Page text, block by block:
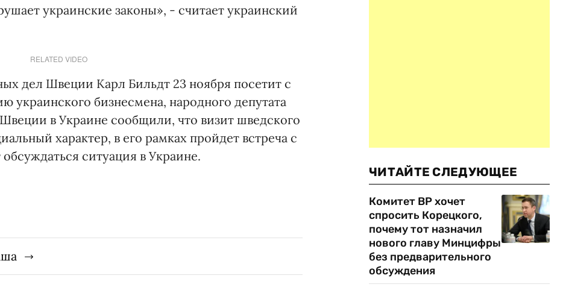
украинские законы», - считает украинский
RELATED VIDEO
дел Швеции Карл Бильдт 23 ноября посетит с
украинского бизнесмена, народного депутата
в Украине сообщили, что визит шведского
характер, в его рамках пройдет встреча с
ситуация в Украине.
ЧИТАЙТЕ СЛЕДУЮЩЕЕ
Комитет ВР хочет
спросить Корецкого,
почему тот назначил
нового главу Минцифры
без предварительного
обсуждения